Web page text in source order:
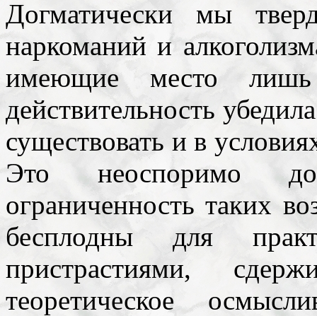
Догматически мы
наркоманий и
имеющие место лишь
действительность
существовать и в
Это неоспоримо
ограниченность таких
бесплодны для
пристрастиями,
теоретическое